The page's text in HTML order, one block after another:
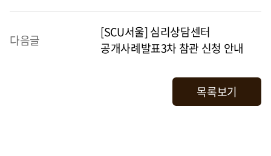
다음글
[SCU서울] 심리상담센터
공개사례발표3차 참관 신청 안내
목록보기